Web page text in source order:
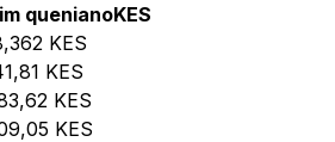
quenianoKES
KES
KES
KES
KES